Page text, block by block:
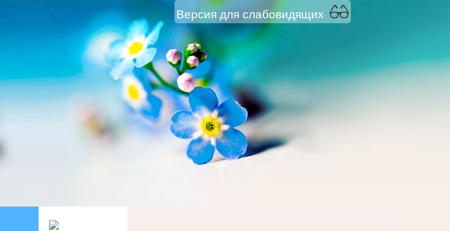
Версия для слабовидящих